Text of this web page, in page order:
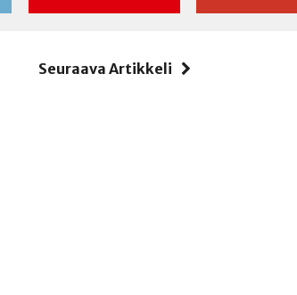
Seuraava Artikkeli